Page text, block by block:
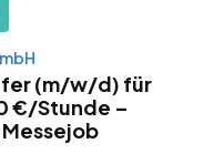
(m/w/d) für
€/Stunde –